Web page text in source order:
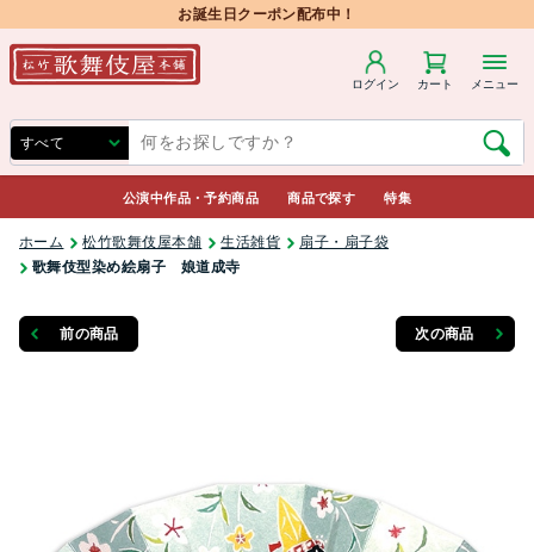
お誕生日クーポン配布中！
ログイン カート メニュー
公演中作品・予約商品 商品で探す 特集
ホーム 松竹歌舞伎屋本舗 生活雑貨
扇子・扇子袋
歌舞伎型染め絵扇子 娘道成寺
前の商品 次の商品